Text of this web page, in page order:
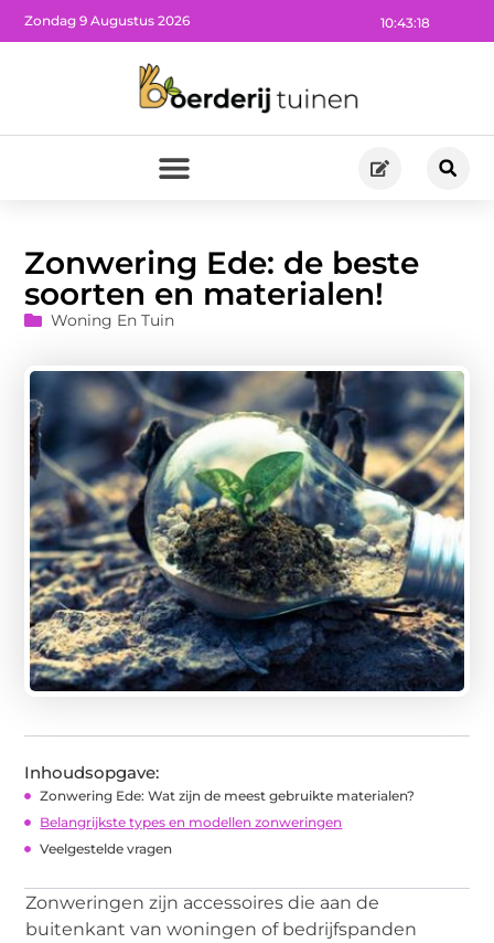
10:43:20
Zondag 9 Augustus 2026
Zonwering Ede: de beste
soorten en materialen!
Woning En Tuin
Inhoudsopgave:
Zonwering Ede: Wat zijn de meest gebruikte materialen?
Belangrijkste types en modellen zonweringen
Veelgestelde vragen
Zonweringen zijn accessoires die aan de
buitenkant van woningen of bedrijfspanden